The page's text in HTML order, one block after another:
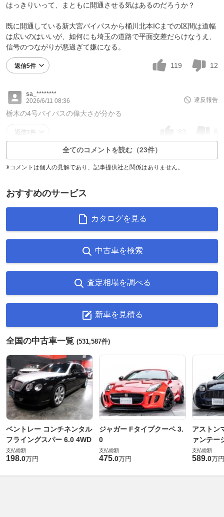
はっきりいって、まともに開通させる気はあるのだろうか？
既に開通している新大宮バイパスから桶川北本ICまでの区間は道幅
は広いのはいいが、如何にも埼玉の道路で平面交差だらけなうえ、
信号のつながりが悪過ぎて嫌になる。
返信5件 119 12
sa_********
2026/6/11 08:36
違反報告
栃木の4号バイパスの偉大さが分かる
返信2件
全てのコメントを読む（23件）
※コメントは個人の見解であり、記事提供社と関係はありません。
おすすめのサービス
カタログを見る
中古車を検索
査定相場を調べる
新車を見積る
全国の中古車一覧 (531,587件)
ベントレー コンチネンタル
フライングスパー 6.0 4WD
支払総額
198.0万円
ジャガー Fタイプクーペ 3.
0
支払総額
475.0万円
アストン
ァンテー
支払総額
589.0万円